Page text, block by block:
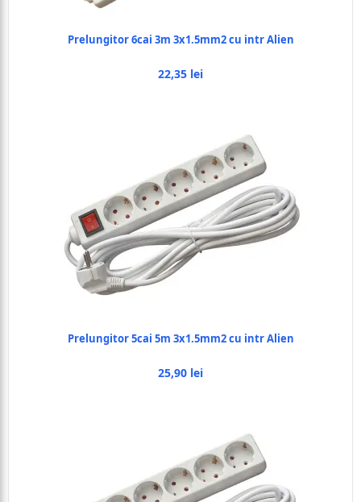
Prelungitor 6cai 3m 3x1.5mm2 cu intr Alien
22,35 lei
Prelungitor 5cai 5m 3x1.5mm2 cu intr Alien
25,90 lei